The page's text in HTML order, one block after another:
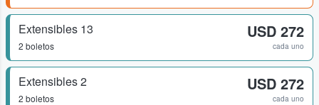
Extensibles 13
2 boletos
USD 272
cada uno
Extensibles 2
2 boletos
USD 272
cada uno